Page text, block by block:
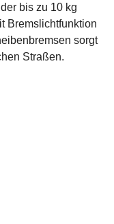
bis zu 10 kg
Bremslichtfunktion
sorgt
Straßen.